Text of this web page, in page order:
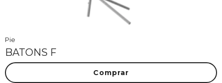
Pie
BATONS F
Comprar